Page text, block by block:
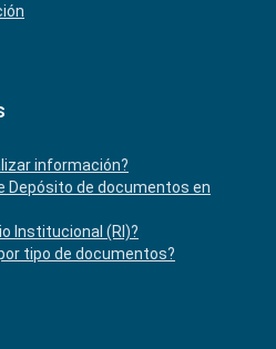
información?
Depósito de documentos en
Institucional (RI)?
tipo de documentos?